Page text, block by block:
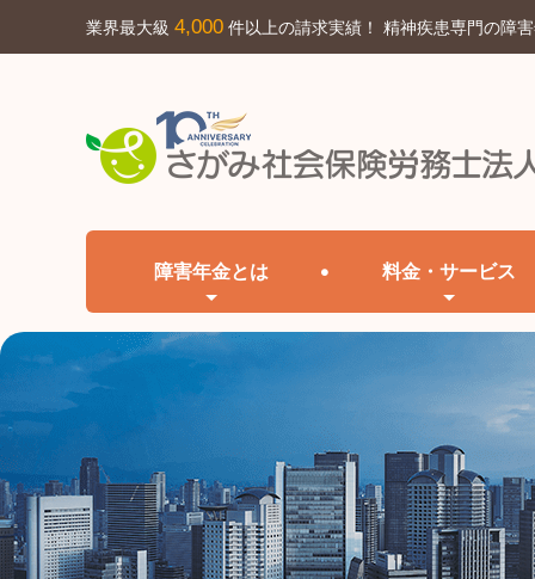
業界最大級 4,000 件以上の請求実績！ 精神疾患専門の障
障害年金とは 料金・サービス